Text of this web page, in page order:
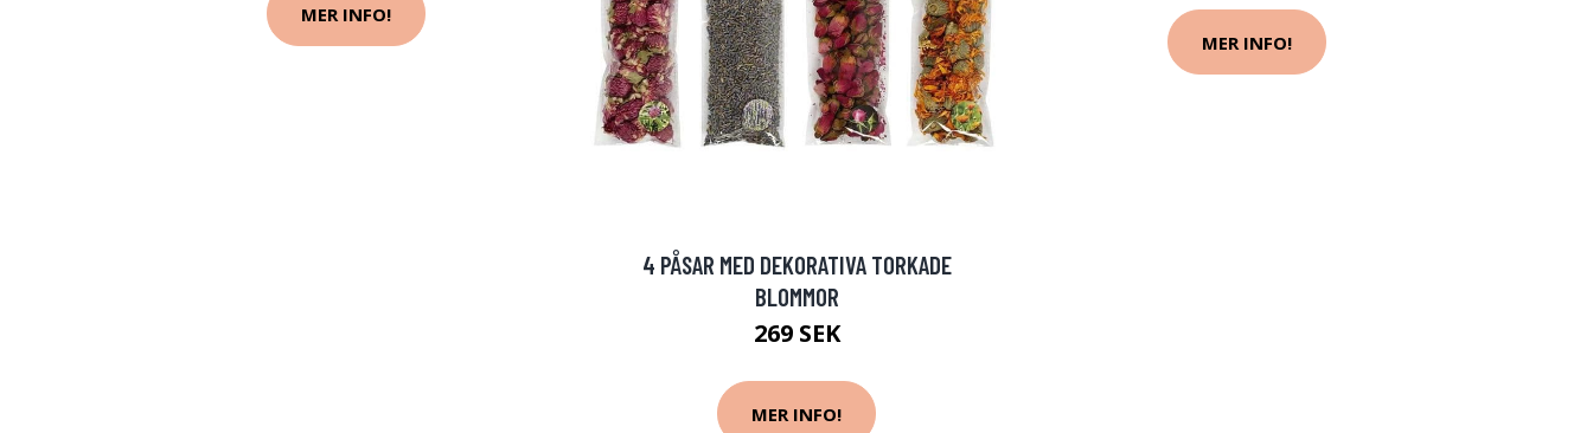
MER INFO!
4 PÅSAR MED DEKORATIVA TORKADE
BLOMMOR
269 SEK
MER INFO!
MER INFO!